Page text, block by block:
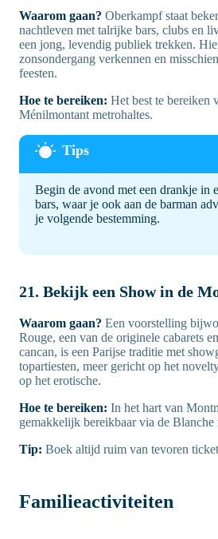
Waarom gaan? Oberkampf staat
nachtleven met talrijke bars, clubs en
een jong, levendig publiek trekken.
zonsondergang verkennen en
feesten.
Hoe te bereiken: Het best te bereiken
Ménilmontant metrohaltes.
Begin de avond met een drankje in
bars, waar je ook aan de barman
je volgende bestemming.
21. Bekijk een Show in de
Waarom gaan? Een voorstelling
Rouge, een van de originele cabarets
cancan, is een Parijse traditie met
topartiesten, meer gericht op het
op het erotische.
Hoe te bereiken: In het hart van
gemakkelijk bereikbaar via de Blanche
Tip: Boek altijd ruim van tevoren
Familieactiviteiten